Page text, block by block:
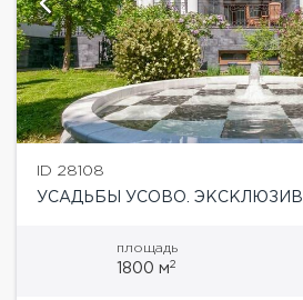
ID 28108
УСАДЬБЫ УСОВО. ЭКСКЛЮЗИВ
площадь
1800 м2